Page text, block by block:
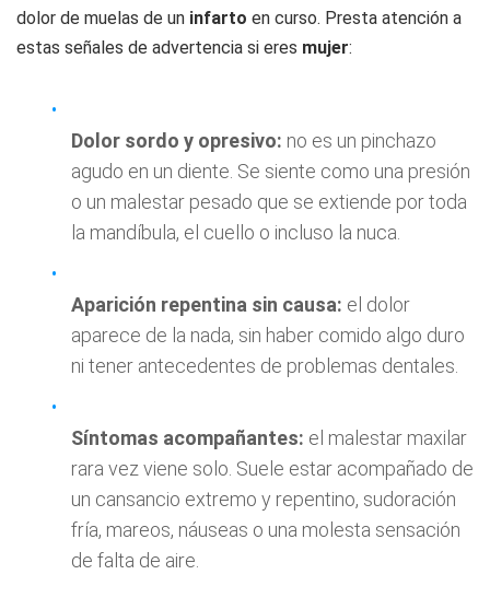
dolor de muelas de un infarto en curso. Presta atención a
estas señales de advertencia si eres mujer:
Dolor sordo y opresivo: no es un pinchazo
agudo en un diente. Se siente como una presión
o un malestar pesado que se extiende por toda
la mandíbula, el cuello o incluso la nuca.
Aparición repentina sin causa: el dolor
aparece de la nada, sin haber comido algo duro
ni tener antecedentes de problemas dentales.
Síntomas acompañantes: el malestar maxilar
rara vez viene solo. Suele estar acompañado de
un cansancio extremo y repentino, sudoración
fría, mareos, náuseas o una molesta sensación
de falta de aire.